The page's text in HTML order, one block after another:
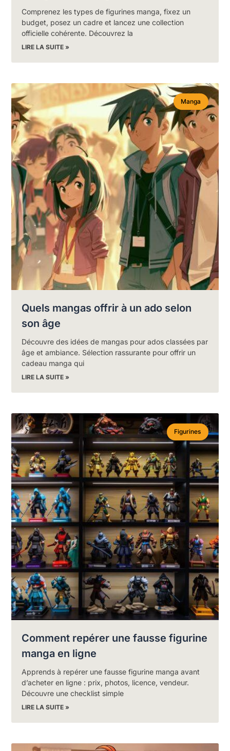
Comprenez les types de figurines manga, fixez un
budget, posez un cadre et lancez une collection
officielle cohérente. Découvrez la
LIRE LA SUITE »
Manga
Quels mangas offrir à un ado selon
son âge
Découvre des idées de mangas pour ados classées par
âge et ambiance. Sélection rassurante pour offrir un
cadeau manga qui
LIRE LA SUITE »
Figurines
Comment repérer une fausse figurine
manga en ligne
Apprends à repérer une fausse figurine manga avant
d’acheter en ligne : prix, photos, licence, vendeur.
Découvre une checklist simple
LIRE LA SUITE »